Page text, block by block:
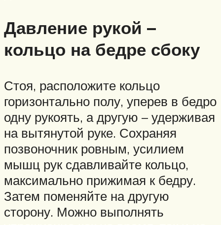
Давление рукой –
кольцо на бедре сбоку
Стоя, расположите кольцо
горизонтально полу, уперев в бедро
одну рукоять, а другую – удерживая
на вытянутой руке. Сохраняя
позвоночник ровным, усилием
мышц рук сдавливайте кольцо,
максимально прижимая к бедру.
Затем поменяйте на другую
сторону. Можно выполнять